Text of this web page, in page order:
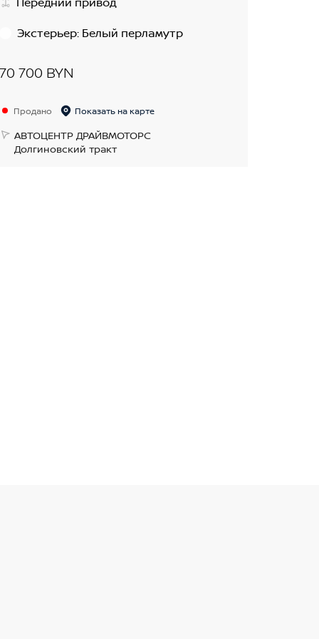
Экстерьер: Белый перламутр
70 700 BYN
Продано Показать на карте
АВТОЦЕНТР ДРАЙВМОТОРС
Долгиновский тракт